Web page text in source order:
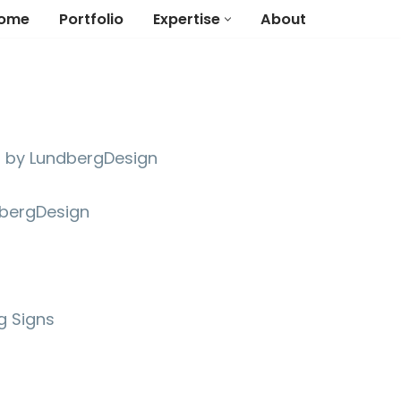
Portfolio Expertise About